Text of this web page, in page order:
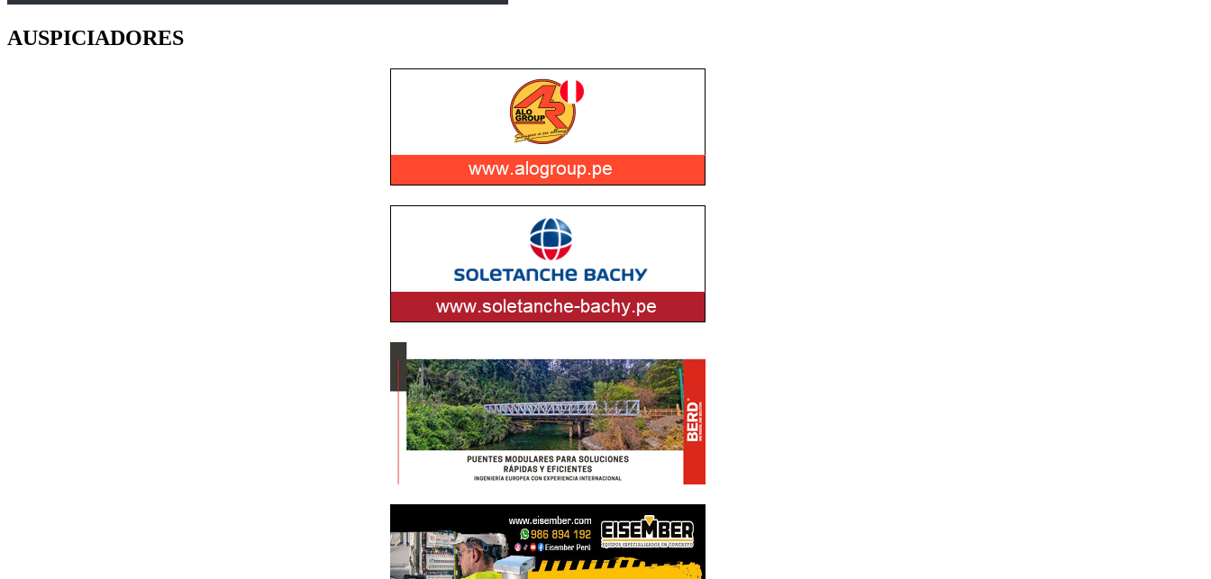
AUSPICIADORES